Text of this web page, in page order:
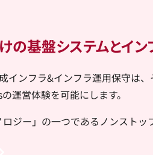
基盤システムとイン
インフラ&インフラ運用保守は
運営体験を可能にします。
ジー」の一つであるノンスト